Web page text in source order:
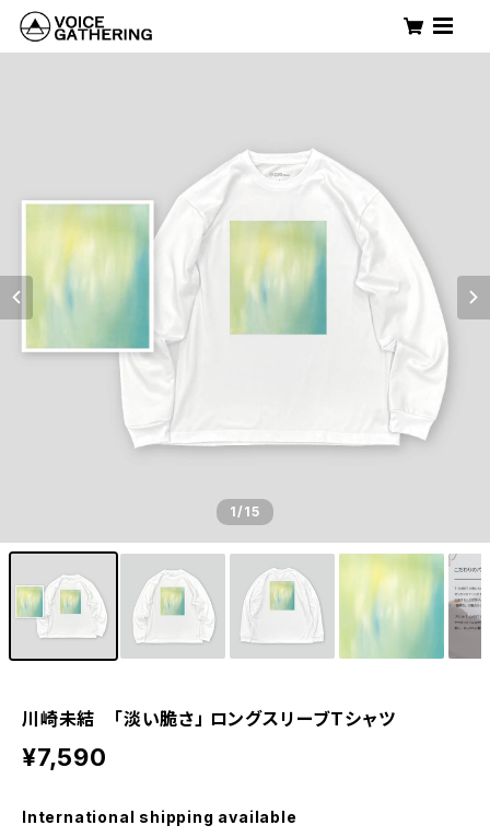
1/15
川崎未結 「淡い脆さ」 ロングスリーブTシャツ
¥7,590
International shipping available